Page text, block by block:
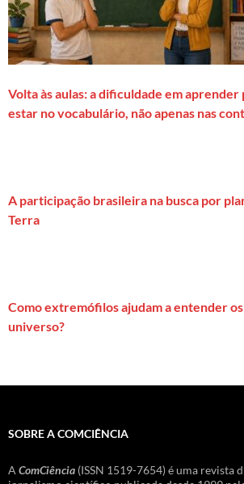
Volta às aulas: a dificuldade em
estar no vocabulário, não apenas nas
A participação brasileira na busca por
Terra
Como extremófilos ajudam a entender
universo?
SOBRE A COMCIÊNCIA
A ComCiência (ISSN 1519-7654) é uma revista